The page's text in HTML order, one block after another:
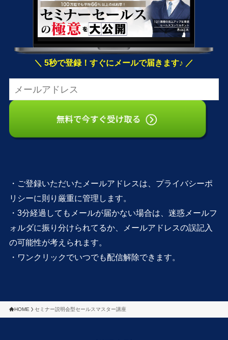
＼ 5秒で登録！すぐにメールで届きます♪ ／
・ご登録いただいたメールアドレスは、プライバシーポ
リシーに則り厳重に管理します。
・3分経過してもメールが届かない場合は、迷惑メールフ
ォルダに振り分けられてるか、メールアドレスの誤記入
の可能性が考えられます。
・ワンクリックでいつでも配信解除できます。
HOME セミナー説明会型セールスマスター講座